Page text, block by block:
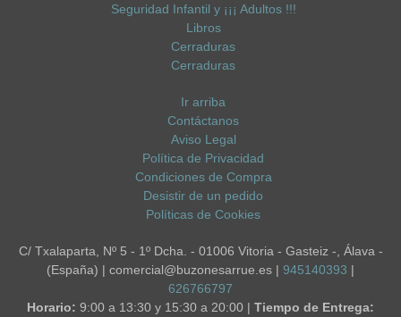
Seguridad Infantil y ¡¡¡ Adultos !!!
Libros
Cerraduras
Cerraduras
Ir arriba
Contáctanos
Aviso Legal
Política de Privacidad
Condiciones de Compra
Desistir de un pedido
Políticas de Cookies
C/ Txalaparta, Nº 5 - 1º Dcha. - 01006 Vitoria - Gasteiz -, Álava -
(España) | comercial@buzonesarrue.es | 945140393 |
626766797
Horario: 9:00 a 13:30 y 15:30 a 20:00 | Tiempo de Entrega: